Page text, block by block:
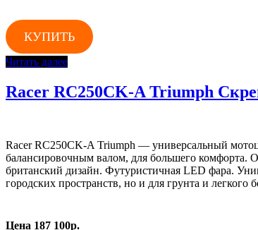
КУПИТЬ
Читать далее
Racer RC250CK-A Triumph
Racer RC250CK-A Triumph — универсальный
балансировочным валом, для большего комфорта.
британский дизайн. Футуристичная LED фара.
городских пространств, но и для грунта и легкого
Цена 187 100р.